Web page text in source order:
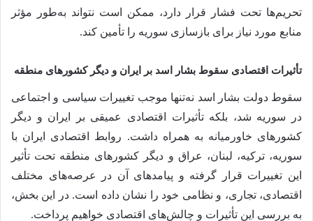
تحریم‌ها تحت فشار قرار دارد، ممکن است نتواند به‌طور مؤثر
منابع مورد نیاز برای بازسازی سوریه را تأمین کند.
تأثیرات اقتصادی سقوط بشار اسد بر ایران و دیگر کشورهای منطقه
سقوط دولت بشار اسد نه‌تنها موجب تغییرات سیاسی و اجتماعی
در سوریه شد، بلکه تأثیرات اقتصادی عمیقی بر ایران و دیگر
کشورهای خاورمیانه به همراه داشت. روابط اقتصادی ایران با
سوریه، ترکیه، لبنان، عراق و دیگر کشورهای منطقه تحت تأثیر
این تغییرات قرار گرفته و پیامدهای آن در عرصه‌های مختلف
اقتصادی، تجاری، و نظامی خود را نشان داده است. در این بخش،
به بررسی این تأثیرات و چالش‌های اقتصادی خواهیم پرداخت.